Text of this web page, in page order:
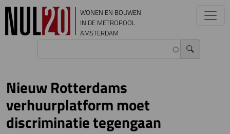
Overslaan en naar de inhoud gaan
WONEN EN BOUWEN
IN DE METROPOOL
AMSTERDAM
Nieuw Rotterdams
verhuurplatform moet
discriminatie tegengaan